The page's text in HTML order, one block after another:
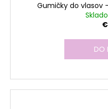
Gumičky do vlasov -
DO